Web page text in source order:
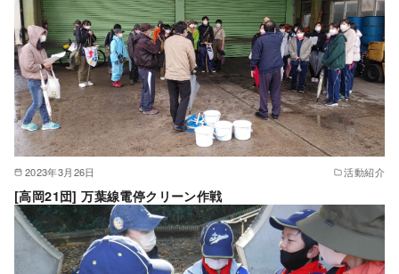
2023年3月26日 活動紹介
[高岡21団] 万葉線電停クリーン作戦